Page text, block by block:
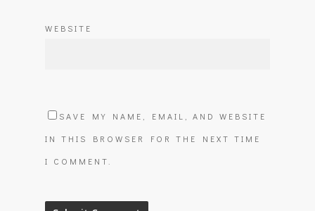
WEBSITE
SAVE MY NAME, EMAIL, AND WEBSITE
IN THIS BROWSER FOR THE NEXT TIME
I COMMENT.